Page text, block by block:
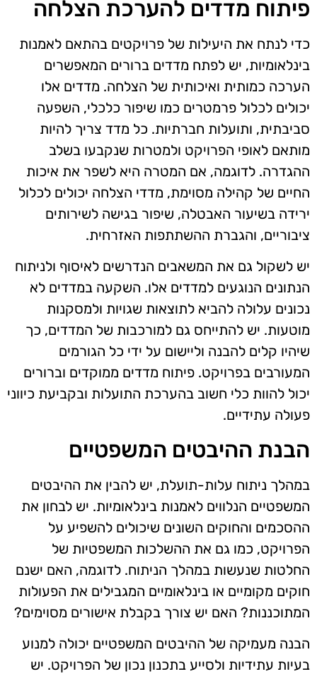
פיתוח מדדים להערכת הצלחה
כדי לנתח את היעילות של פרויקטים בהתאם לאמנות
בינלאומיות, יש לפתח מדדים ברורים המאפשרים
הערכה כמותית ואיכותית של הצלחה. מדדים אלו
יכולים לכלול פרמטרים כמו שיפור כלכלי, השפעה
סביבתית, ותועלות חברתיות. כל מדד צריך להיות
מותאם לאופי הפרויקט ולמטרות שנקבעו בשלב
ההגדרה. לדוגמה, אם המטרה היא לשפר את איכות
החיים של קהילה מסוימת, מדדי הצלחה יכולים לכלול
ירידה בשיעור האבטלה, שיפור בגישה לשירותים
ציבוריים, והגברת ההשתתפות האזרחית.
יש לשקול גם את המשאבים הנדרשים לאיסוף ולניתוח
הנתונים הנוגעים למדדים אלו. השקעה במדדים לא
נכונים עלולה להביא לתוצאות שגויות ולמסקנות
מוטעות. יש להתייחס גם למורכבות של המדדים, כך
שיהיו קלים להבנה וליישום על ידי כל הגורמים
המעורבים בפרויקט. פיתוח מדדים ממוקדים וברורים
יכול להוות כלי חשוב בהערכת התועלות ובקביעת כיווני
פעולה עתידיים.
הבנת ההיבטים המשפטיים
במהלך ניתוח עלות-תועלת, יש להבין את ההיבטים
המשפטיים הנלווים לאמנות בינלאומיות. יש לבחון את
ההסכמים והחוקים השונים שיכולים להשפיע על
הפרויקט, כמו גם את ההשלכות המשפטיות של
החלטות שנעשות במהלך הניתוח. לדוגמה, האם ישנם
חוקים מקומיים או בינלאומיים המגבילים את הפעולות
המתוכננות? האם יש צורך בקבלת אישורים מסוימים?
הבנה מעמיקה של ההיבטים המשפטיים יכולה למנוע
בעיות עתידיות ולסייע בתכנון נכון של הפרויקט. יש